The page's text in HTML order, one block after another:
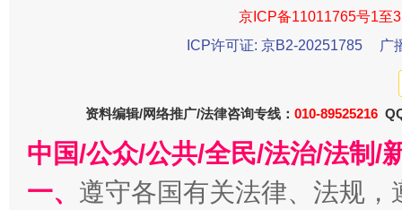
京ICP备11011765号1至
ICP许可证: 京B2-20251785
广
资料编辑/网络推广/法律咨询专线： 010-89525216
中国/公众/公共/全民/法治/法制/
一、 遵守各国有关法律、法规